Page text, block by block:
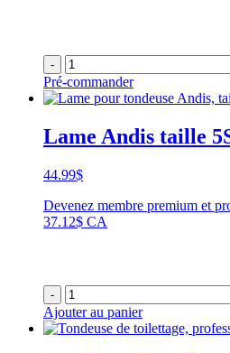
-
Pré-commander
Lame Andis taille
44.99$
Devenez membre premium et
37.12$ CA
-
Ajouter au panier